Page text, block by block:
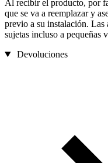
Al recibir el producto, por
que se va a reemplazar y
previo a su instalación. Las
sujetas incluso a pequeñas
Devoluciones